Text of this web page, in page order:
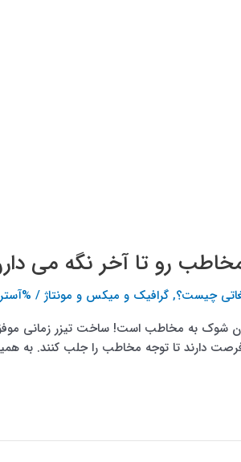
چیست؟, گرافیک و میکس و مونتاژ /
شوک به مخاطب است! ساخت تیزر زمانی
فرصت دارند تا توجه مخاطب را جلب کنند. به